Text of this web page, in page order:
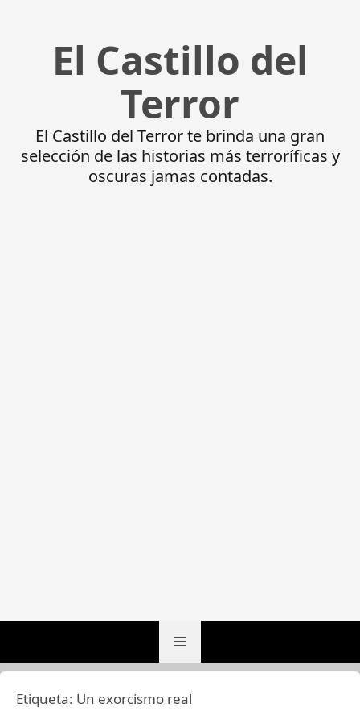
El Castillo del
Terror
El Castillo del Terror te brinda una gran
selección de las historias más terroríficas y
oscuras jamas contadas.
Etiqueta: Un exorcismo real